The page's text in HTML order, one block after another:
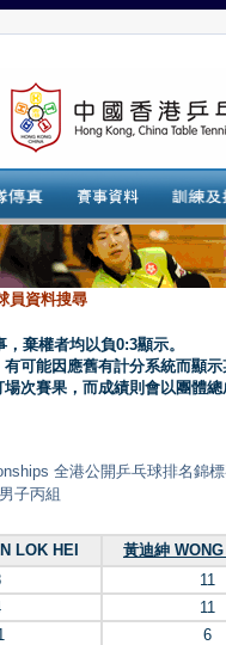
員資料搜尋
棄權者均以負0:3顯示。
可能因應舊有計分系統而顯
次賽果，而成績則會以團體總
全港公開乒乓球排名錦
子丙組
LOK HEI
黃迪紳
11
11
6